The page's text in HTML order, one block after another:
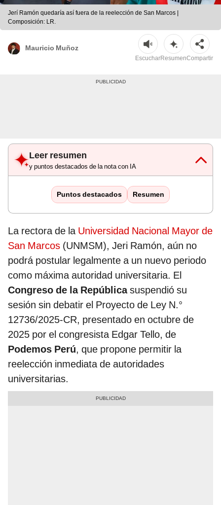
Jerí Ramón quedaría así fuera de la reelección de San Marcos |
Composición: LR.
Mauricio Muñoz
EscucharResumenCompartir
Leer resumen
y puntos destacados de la nota con IA
Puntos destacados Resumen
La rectora de la Universidad Nacional Mayor de
San Marcos (UNMSM), Jeri Ramón, aún no
podrá postular legalmente a un nuevo periodo
como máxima autoridad universitaria. El
Congreso de la Repúblicasuspendió su
sesión sin debatir el Proyecto de Ley N.°
12736/2025-CR, presentado en octubre de
2025 por el congresista Edgar Tello, de
Podemos Perú, que propone permitir la
reelección inmediata de autoridades
universitarias.